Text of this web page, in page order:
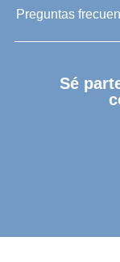
Preguntas
Sé